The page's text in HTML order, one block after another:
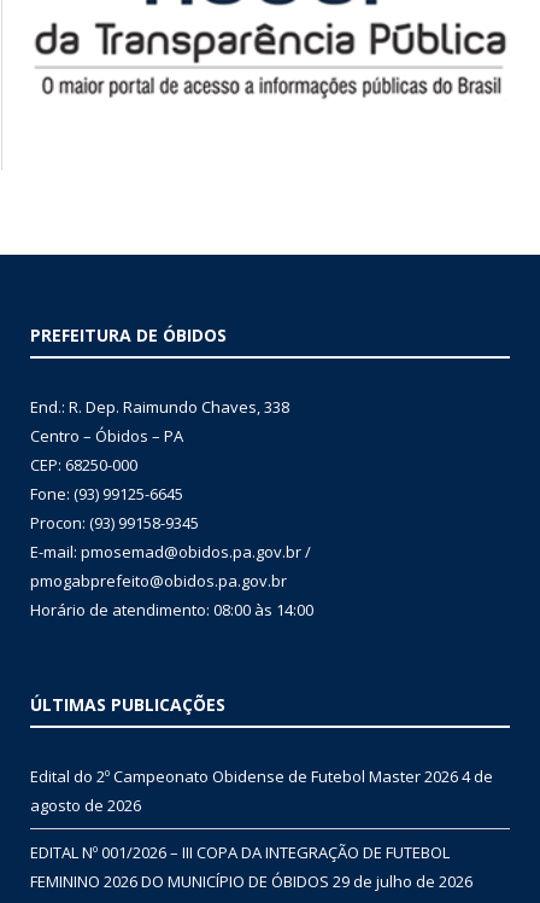
PREFEITURA DE ÓBIDOS
End.: R. Dep. Raimundo Chaves, 338
Centro – Óbidos – PA
CEP: 68250-000
Fone: (93) 99125-6645
Procon: (93) 99158-9345
E-mail: pmosemad@obidos.pa.gov.br /
pmogabprefeito@obidos.pa.gov.br
Horário de atendimento: 08:00 às 14:00
ÚLTIMAS PUBLICAÇÕES
Edital do 2º Campeonato Obidense de Futebol Master 20264 de
agosto de 2026
EDITAL Nº 001/2026 – III COPA DA INTEGRAÇÃO DE FUTEBOL
FEMININO 2026 DO MUNICÍPIO DE ÓBIDOS 29 de julho de 2026